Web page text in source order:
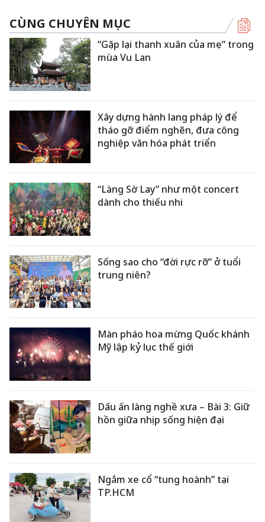
CÙNG CHUYÊN MỤC
“Gặp lại thanh xuân của mẹ” trong
mùa Vu Lan
Xây dựng hành lang pháp lý để
tháo gỡ điểm nghẽn, đưa công
nghiệp văn hóa phát triển
“Làng Sờ Lay” như một concert
dành cho thiếu nhi
Sống sao cho “đời rực rỡ” ở tuổi
trung niên?
Màn pháo hoa mừng Quốc khánh
Mỹ lập kỷ lục thế giới
Dấu ấn làng nghề xưa – Bài 3: Giữ
hồn giữa nhịp sống hiện đại
Ngắm xe cổ “tung hoành” tại
TP.HCM